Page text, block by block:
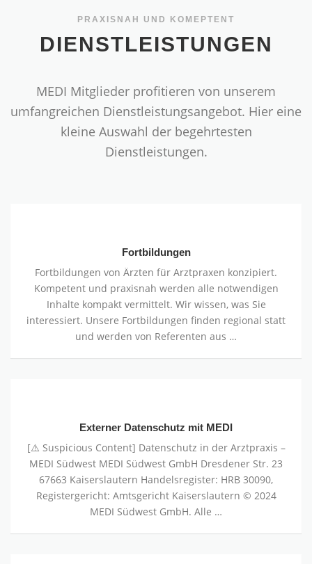
PRAXISNAH UND KOMEPTENT
DIENSTLEISTUNGEN
MEDI Mitglieder profitieren von unserem
umfangreichen Dienstleistungsangebot. Hier eine
kleine Auswahl der begehrtesten
Dienstleistungen.
Fortbildungen
Fortbildungen von Ärzten für Arztpraxen konzipiert.
Kompetent und praxisnah werden alle notwendigen
Inhalte kompakt vermittelt. Wir wissen, was Sie
interessiert. Unsere Fortbildungen finden regional statt
und werden von Referenten aus …
Externer Datenschutz mit MEDI
[⚠️ Suspicious Content] Datenschutz in der Arztpraxis –
MEDI Südwest MEDI Südwest GmbH Dresdener Str. 23
67663 Kaiserslautern Handelsregister: HRB 30090,
Registergericht: Amtsgericht Kaiserslautern © 2024
MEDI Südwest GmbH. Alle …